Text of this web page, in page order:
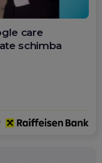
care
schimba